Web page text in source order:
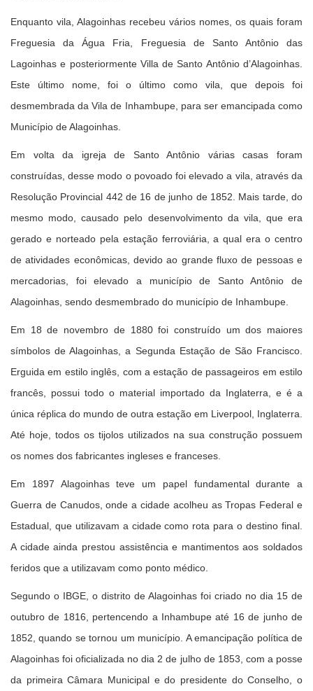
Enquanto vila, Alagoinhas recebeu vários nomes, os quais foram
Freguesia da Água Fria, Freguesia de Santo Antônio das
Lagoinhas e posteriormente Villa de Santo Antônio d’Alagoinhas.
Este último nome, foi o último como vila, que depois foi
desmembrada da Vila de Inhambupe, para ser emancipada como
Município de Alagoinhas.
Em volta da igreja de Santo Antônio várias casas foram
construídas, desse modo o povoado foi elevado a vila, através da
Resolução Provincial 442 de 16 de junho de 1852. Mais tarde, do
mesmo modo, causado pelo desenvolvimento da vila, que era
gerado e norteado pela estação ferroviária, a qual era o centro
de atividades econômicas, devido ao grande fluxo de pessoas e
mercadorias, foi elevado a município de Santo Antônio de
Alagoinhas, sendo desmembrado do município de Inhambupe.
Em 18 de novembro de 1880 foi construído um dos maiores
símbolos de Alagoinhas, a Segunda Estação de São Francisco.
Erguida em estilo inglês, com a estação de passageiros em estilo
francês, possui todo o material importado da Inglaterra, e é a
única réplica do mundo de outra estação em Liverpool, Inglaterra.
Até hoje, todos os tijolos utilizados na sua construção possuem
os nomes dos fabricantes ingleses e franceses.
Em 1897 Alagoinhas teve um papel fundamental durante a
Guerra de Canudos, onde a cidade acolheu as Tropas Federal e
Estadual, que utilizavam a cidade como rota para o destino final.
A cidade ainda prestou assistência e mantimentos aos soldados
feridos que a utilizavam como ponto médico.
Segundo o IBGE, o distrito de Alagoinhas foi criado no dia 15 de
outubro de 1816, pertencendo a Inhambupe até 16 de junho de
1852, quando se tornou um município. A emancipação política de
Alagoinhas foi oficializada no dia 2 de julho de 1853, com a posse
da primeira Câmara Municipal e do presidente do Conselho, o